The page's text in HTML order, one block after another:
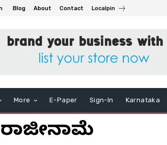
Blog About Contact Localpin
More E-Paper Sign-In Karnataka
ರಾಜೀನಾಮೆ